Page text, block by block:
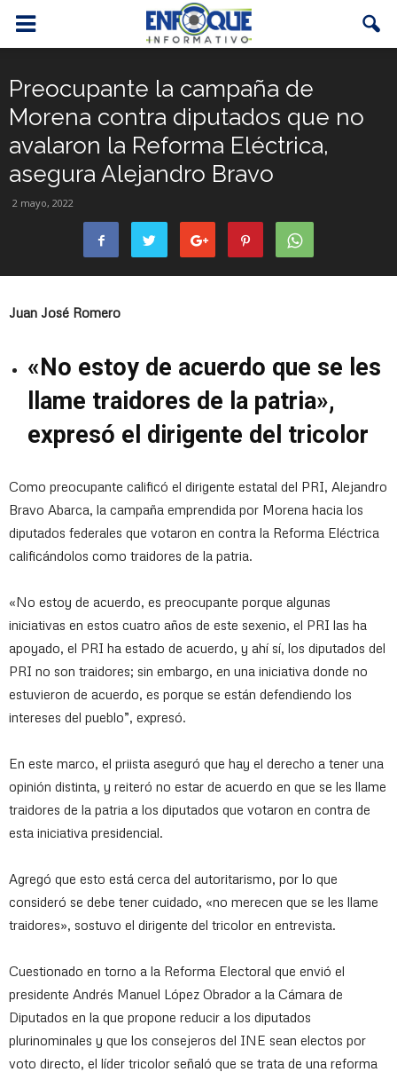
Preocupante la campaña de
Morena contra diputados que no
avalaron la Reforma Eléctrica,
asegura Alejandro Bravo
2 mayo, 2022
Juan José Romero
«No estoy de acuerdo que se les
llame traidores de la patria»,
expresó el dirigente del tricolor
Como preocupante calificó el dirigente estatal del PRI, Alejandro
Bravo Abarca, la campaña emprendida por Morena hacia los
diputados federales que votaron en contra la Reforma Eléctrica
calificándolos como traidores de la patria.
«No estoy de acuerdo, es preocupante porque algunas
iniciativas en estos cuatro años de este sexenio, el PRI las ha
apoyado, el PRI ha estado de acuerdo, y ahí sí, los diputados del
PRI no son traidores; sin embargo, en una iniciativa donde no
estuvieron de acuerdo, es porque se están defendiendo los
intereses del pueblo”, expresó.
En este marco, el priista aseguró que hay el derecho a tener una
opinión distinta, y reiteró no estar de acuerdo en que se les llame
traidores de la patria a los diputados que votaron en contra de
esta iniciativa presidencial.
Agregó que esto está cerca del autoritarismo, por lo que
consideró se debe tener cuidado, «no merecen que se les llame
traidores», sostuvo el dirigente del tricolor en entrevista.
Cuestionado en torno a la Reforma Electoral que envió el
presidente Andrés Manuel López Obrador a la Cámara de
Diputados en la que propone reducir a los diputados
plurinominales y que los consejeros del INE sean electos por
voto directo, el líder tricolor señaló que se trata de una reforma